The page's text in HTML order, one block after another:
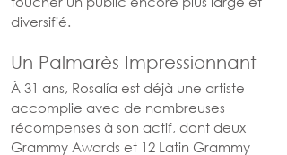
diversifié.
Un Palmarès Impressionnant
À 31 ans, Rosalía est déjà une artiste
accomplie avec de nombreuses
récompenses à son actif, dont deux
Grammy Awards et 12 Latin Grammy